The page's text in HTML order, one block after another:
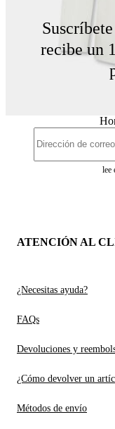
recibe un
lee
ATENCIÓN AL
¿Necesitas ayuda?
FAQs
Devoluciones y
¿Cómo devolver un
Métodos de envío